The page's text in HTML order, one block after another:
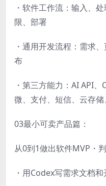
・软件工作流：输入、
限、部署
・通用开发流程：需求
布
・第三方能力：AI API
微、支付、短信、云存
03最小可卖产品篇：
从0到1做出软件MVP・
・用Codex写需求文档